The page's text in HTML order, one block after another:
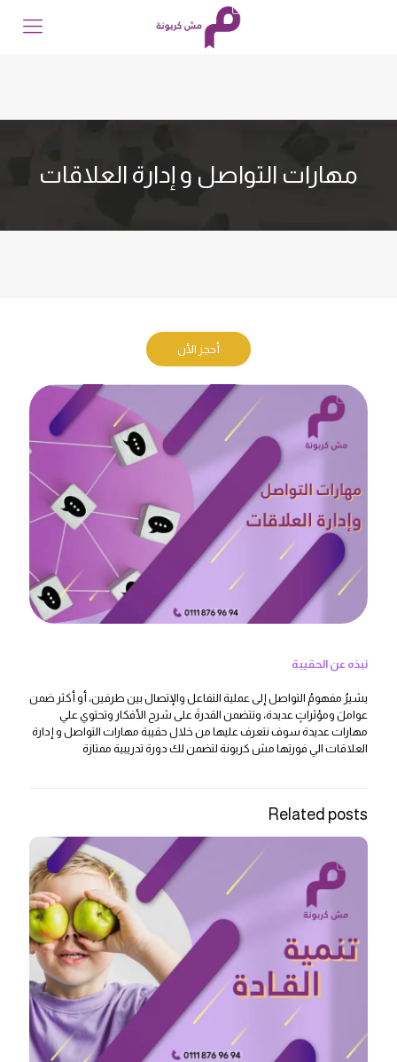
مهارات التواصل و إدارة العلاقات
أحجز الأن
نبذه عن الحقيبة
يشيرُ مفهومُ التواصل إلى عملية التفاعل والإتصال بين طرفين، أو أكثر ضمن
عواملَ ومؤثراتٍ عديدة، وتتضمن القدرةَ على شرح الأفكار وتحتوي علي
مهارات عديدة سوف نتعرف عليها من خلال حقيبة مهارات التواصل و إدارة
العلاقات الي فورتها مش كربونة لتضمن لك دورة تدريبية ممتازة
Related posts